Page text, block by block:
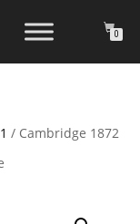
0
/ Cambridge 1872